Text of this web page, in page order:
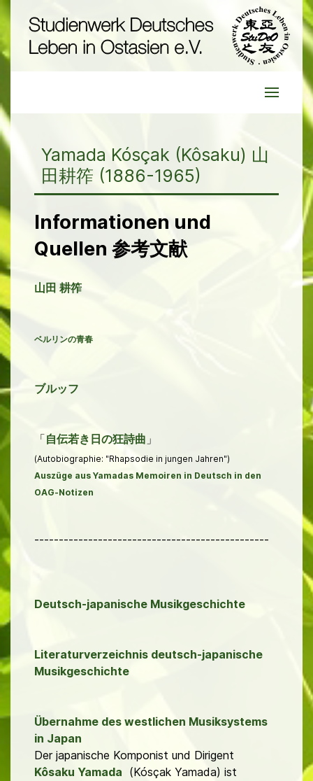
Yamada Kósçak (Kôsaku) 山
田耕筰 (1886-1965)
Informationen und
Quellen 参考文献
山田 耕筰
ベルリンの青春
ブルッフ
「自伝若き日の狂詩曲 」
(Autobiographie: "Rhapsodie in jungen Jahren")
Auszüge aus Yamadas Memoiren in Deutsch in den
OAG-Notizen
------------------------------------------------
Deutsch-japanische Musikgeschichte
Literaturverzeichnis deutsch-japanische
Musikgeschichte
Übernahme des westlichen Musiksystems
in Japan
Der japanische Komponist und Dirigent
Kôsaku Yamada (Kósçak Yamada) ist